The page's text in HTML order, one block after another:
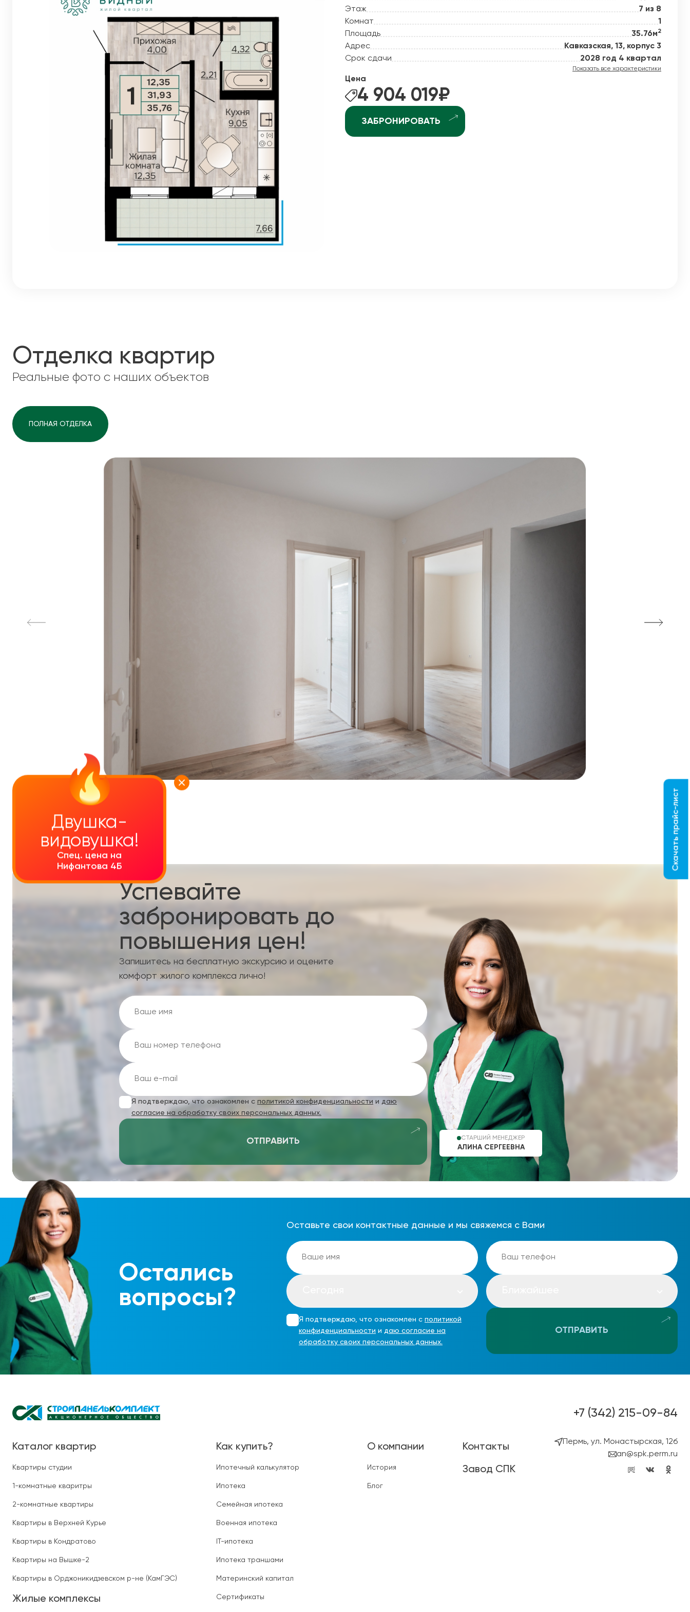
Евро 3-комнатные квартиры
Евро 4-комнатные квартиры
Квартиры в Верхней Курье
Квартиры в Кондратово
Квартиры на Вышка-2
Квартиры в Орджоникидзевском р-не (КамГЭС)
Рассрочка
Отдай старое - построй новое
Ипотека +
Этаж
7 из 8
Комнат
1
Площадь
35.76м2
Адрес
Кавказская, 13, корпус 3
Срок сдачи
2028 год 4 квартал
Показать все характеристики
Цена
4 904 019₽
ЗАБРОНИРОВАТЬ
Отделка квартир
Реальные фото с наших объектов
ПОЛНАЯ ОТДЕЛКА
УЗНАТЬ ПОДРОБНЕЕ
Успевайте
забронировать до
повышения цен!
Запишитесь на бесплатную экскурсию и оцените
комфорт жилого комплекса лично!
Я подтверждаю, что ознакомлен с политикой конфиденциальности и даю
согласие на обработку своих персональных данных.
ОТПРАВИТЬ СТАРШИЙ МЕНЕДЖЕР
АЛИНА СЕРГЕЕВНА
Остались
вопросы?
Оставьте свои контактные данные и мы свяжемся с Вами
Я подтверждаю, что ознакомлен с политикой
конфиденциальности и даю согласие на
обработку своих персональных данных.
ОТПРАВИТЬ
+7 (342) 215-09-84
Каталог квартир
Квартиры студии
1-комнатные кваритры
2-комнатные квартиры
Квартиры в Верхней Курье
Квартиры в Кондратово
Квартиры на Вышке-2
Квартиры в Орджоникидзевском р-не (КамГЭС)
Жилые комплексы
Как купить?
Ипотечный калькулятор
Ипотека
Семейная ипотека
Военная ипотека
IT-ипотека
Ипотека траншами
Материнский капитал
Сертификаты
О компании
История
Блог
Контакты
Завод СПК
Пермь, ул. Монастырская, 12б
an@spk.perm.ru
Скачать прайс-лист
Двушка-
видовушка!
Спец. цена на
Нифантова 4Б